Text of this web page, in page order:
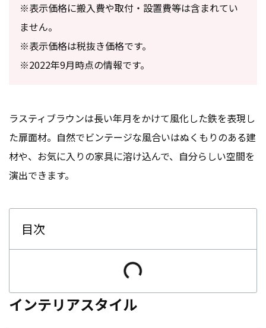
※表示価格に搬入費や取付・設置費等は含まれてい
ません。
※表示価格は税抜き価格です。
※2022年9月時点の情報です。
ラスティブラウンは長い年月をかけて風化した鉄を表現し
た扉面材。自然でビンテージな風合いはぬくもりのある建
材や、お気に入りの家具に溶け込んで、自分らしい空間を
演出できます。
目次
インテリアスタイル